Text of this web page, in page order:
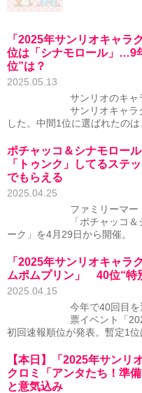
「2025年サンリオキャ
位は「シナモロール」…9
位”は？
2025.05.13
サンリオのキャ
サンリオキャラ
した。中間1位に選ばれたの
ポチャッコ＆シナモロー
「トゥンク」してるステ
でもらえる
2025.04.25
ファミリーマー
「ポチャッコ
ーク」を4月29日から開催。
「2025年サンリオキャラ
ムポムプリン」 40位“特
2025.04.15
今年で40回目
票イベント「
初回速報順位が発表。暫定1位
【本日】「2025年サン
クロミ「アンタたち！準
と意気込み